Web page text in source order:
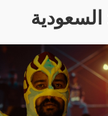
السعودية